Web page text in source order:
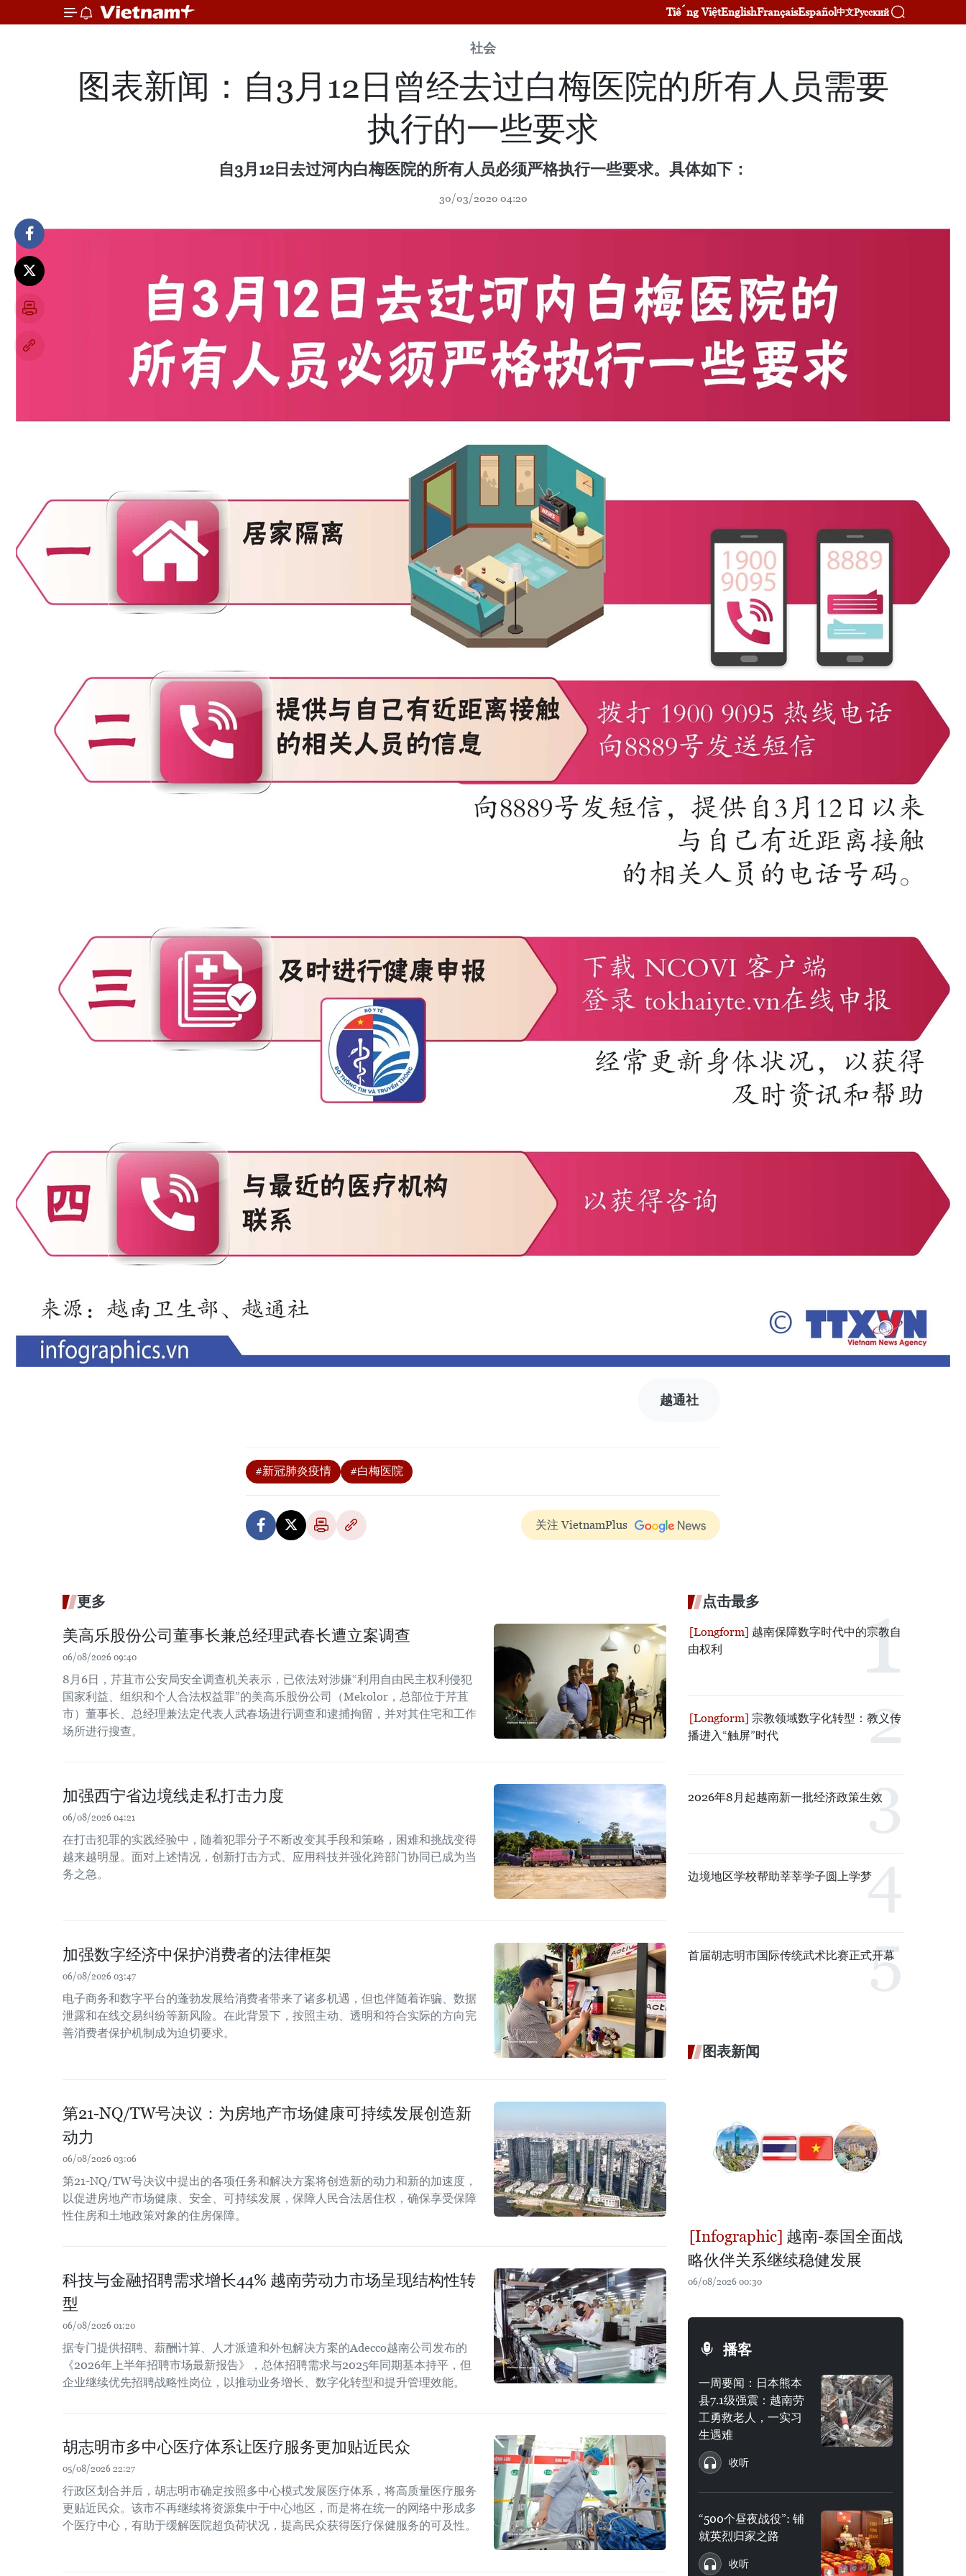
Tiếng ViệtEnglishFrançaisEspañol中文Русский
社会
图表新闻：自3月12日曾经去过白梅医院的所有人员需要
执行的一些要求
自3月12日去过河内白梅医院的所有人员必须严格执行一些要求。具体如下：
30/03/2020 04:20
越通社
#新冠肺炎疫情 #白梅医院
关注 VietnamPlus
更多
美高乐股份公司董事长兼总经理武春长遭立案调查
06/08/2026 09:40
8月6日，芹苴市公安局安全调查机关表示，已依法对涉嫌“利用自由民主权利侵犯
国家利益、组织和个人合法权益罪”的美高乐股份公司（Mekolor，总部位于芹苴
市）董事长、总经理兼法定代表人武春场进行调查和逮捕拘留，并对其住宅和工作
场所进行搜查。
加强西宁省边境线走私打击力度
06/08/2026 04:21
在打击犯罪的实践经验中，随着犯罪分子不断改变其手段和策略，困难和挑战变得
越来越明显。面对上述情况，创新打击方式、应用科技并强化跨部门协同已成为当
务之急。
加强数字经济中保护消费者的法律框架
06/08/2026 03:47
电子商务和数字平台的蓬勃发展给消费者带来了诸多机遇，但也伴随着诈骗、数据
泄露和在线交易纠纷等新风险。在此背景下，按照主动、透明和符合实际的方向完
善消费者保护机制成为迫切要求。
第21-NQ/TW号决议：为房地产市场健康可持续发展创造新
动力
06/08/2026 03:06
第21-NQ/TW号决议中提出的各项任务和解决方案将创造新的动力和新的加速度，
以促进房地产市场健康、安全、可持续发展，保障人民合法居住权，确保享受保障
性住房和土地政策对象的住房保障。
科技与金融招聘需求增长44% 越南劳动力市场呈现结构性转
型
06/08/2026 01:20
据专门提供招聘、薪酬计算、人才派遣和外包解决方案的Adecco越南公司发布的
《2026年上半年招聘市场最新报告》，总体招聘需求与2025年同期基本持平，但
企业继续优先招聘战略性岗位，以推动业务增长、数字化转型和提升管理效能。
胡志明市多中心医疗体系让医疗服务更加贴近民众
05/08/2026 22:27
行政区划合并后，胡志明市确定按照多中心模式发展医疗体系，将高质量医疗服务
更贴近民众。该市不再继续将资源集中于中心地区，而是将在统一的网络中形成多
个医疗中心，有助于缓解医院超负荷状况，提高民众获得医疗保健服务的可及性。
点击最多
越南保障数字时代中的宗教自
由权利
宗教领域数字化转型：教义传
播进入“触屏”时代
2026年8月起越南新一批经济政策生效
边境地区学校帮助莘莘学子圆上学梦
首届胡志明市国际传统武术比赛正式开幕
图表新闻
越南-泰国全面战
略伙伴关系继续稳健发展
06/08/2026 00:30
播客
一周要闻：日本熊本
县7.1级强震：越南劳
工勇救老人，一实习
生遇难
收听
“500个昼夜战役”: 铺
就英烈归家之路
收听